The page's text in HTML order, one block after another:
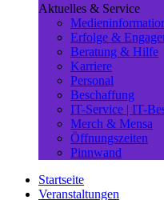
Aktuelles & Service
Erfolge &
Beratung & Hilfe
Karriere
Personal
Beschaffung
IT-Service | IT-
Merch & Mensa
Öffnungszeiten
Pinnwand
Startseite
Veranstaltungen